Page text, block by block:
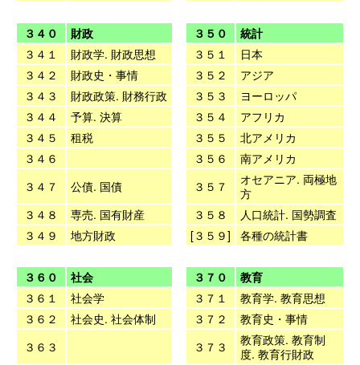
３４０ 財政 ３５０
統計
３４１
財政学. 財政思想 ３５１
日本
３４２
財政史・事情 ３５２
アジア
３４３
財政政策. 財務行政 ３５３
ヨーロッパ
３４４
予算. 決算 ３５４
アフリカ
３４５
租税 ３５５
北アメリカ
３４６
３５６
南アメリカ
３４７
公債. 国債 ３５７
オセアニア. 両極地
方
３４８
専売. 国有財産 ３５８
人口統計. 国勢調査
３４９
地方財政 [３５９] 各種の統計書
３６０ 社会 ３７０
教育
３６１
社会学 ３７１
教育学. 教育思想
３６２
社会史. 社会体制 ３７２
教育史・事情
３６３
３７３
教育政策. 教育制
度. 教育行財政